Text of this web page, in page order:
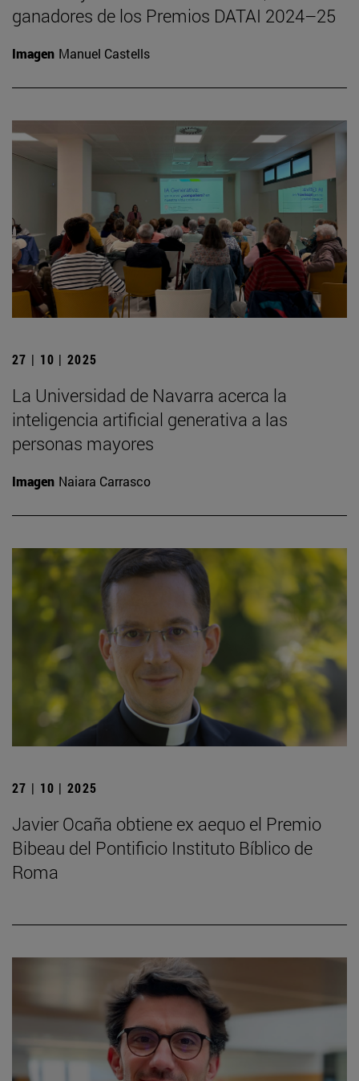
ganadores de los Premios DATAI 2024–25
Imagen Manuel Castells
27 | 10 | 2025
La Universidad de Navarra acerca la
inteligencia artificial generativa a las
personas mayores
Imagen Naiara Carrasco
27 | 10 | 2025
Javier Ocaña obtiene ex aequo el Premio
Bibeau del Pontificio Instituto Bíblico de
Roma